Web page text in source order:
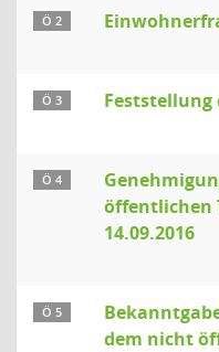
Ö 2
Ö 3 Feststellung
Ö 4
öffentlichen
14.09.2016
Ö 5
dem nicht